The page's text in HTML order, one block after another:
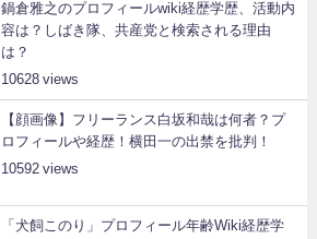
鍋倉雅之のプロフィールwiki経歴学歴、活動内
容は？しばき隊、共産党と検索される理由
は？
10628
【顔画像】フリーランス白坂和哉は何者？プ
ロフィールや経歴！横田一の出禁を批判！
10592
「犬飼このり」プロフィール年齢Wiki経歴学